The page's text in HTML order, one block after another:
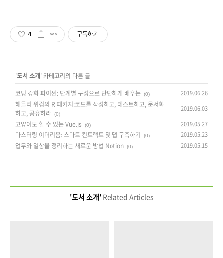
4 구독하기
'도서 소개' 카테고리의 다른 글
코딩 강화 파이썬: 단계별 구성으로 단단하게 배우는 (0) 2019.06.26
해들리 위컴의 R 패키지:코드를 작성하고, 테스트하고, 문서화
하고, 공유하라 (0)
2019.06.03
고양이도 할 수 있는 Vue.js (0) 2019.05.27
마스터링 이더리움: 스마트 컨트랙트 및 댑 구축하기 (0) 2019.05.23
업무와 일상을 정리하는 새로운 방법 Notion (0) 2019.05.15
'도서 소개'Related Articles